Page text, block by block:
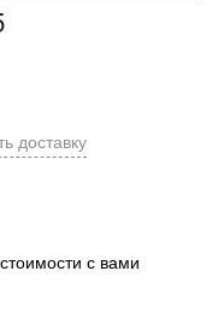
доставку
с вами